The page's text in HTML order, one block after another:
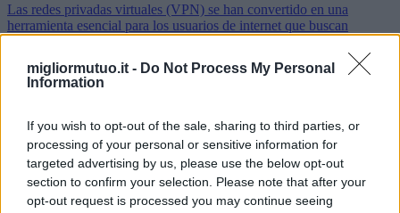
migliormutuo.it - Do Not Process My Personal
Information
If you wish to opt-out of the sale, sharing to third parties, or
processing of your personal or sensitive information for
targeted advertising by us, please use the below opt-out
section to confirm your selection. Please note that after your
opt-out request is processed you may continue seeing
Las redes privadas virtuales (VPN) se han convertido en una
herramienta esencial para los usuarios de internet que buscan
Leer más